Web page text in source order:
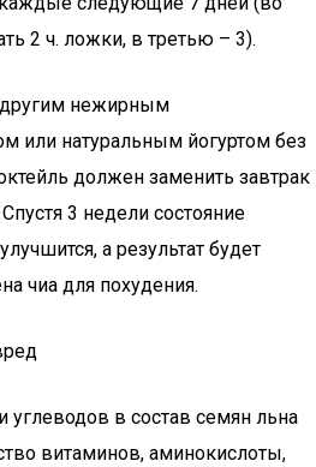
2 ч. ложки, в третью – 3).
нежирным
или натуральным йогуртом без
должен заменить завтрак
3 недели состояние
а результат будет
чиа для похудения.
в состав семян льна
витаминов, аминокислоты,